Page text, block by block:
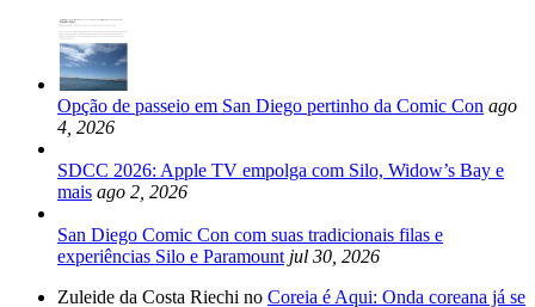
Opção de passeio em San Diego pertinho da Comic Con ago
4, 2026
SDCC 2026: Apple TV empolga com Silo, Widow’s Bay e
mais ago 2, 2026
San Diego Comic Con com suas tradicionais filas e
experiências Silo e Paramount jul 30, 2026
Zuleide da Costa Riechi no Coreia é Aqui: Onda coreana já se